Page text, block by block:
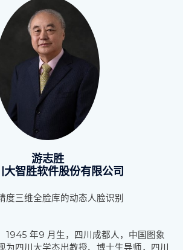
游志胜
大智胜软件股份有限公司
度三维全脸库的动态人脸识别
1945 年9 月生，四川成都人，中国图象
为四川大学杰出教授、博士生导师，四川